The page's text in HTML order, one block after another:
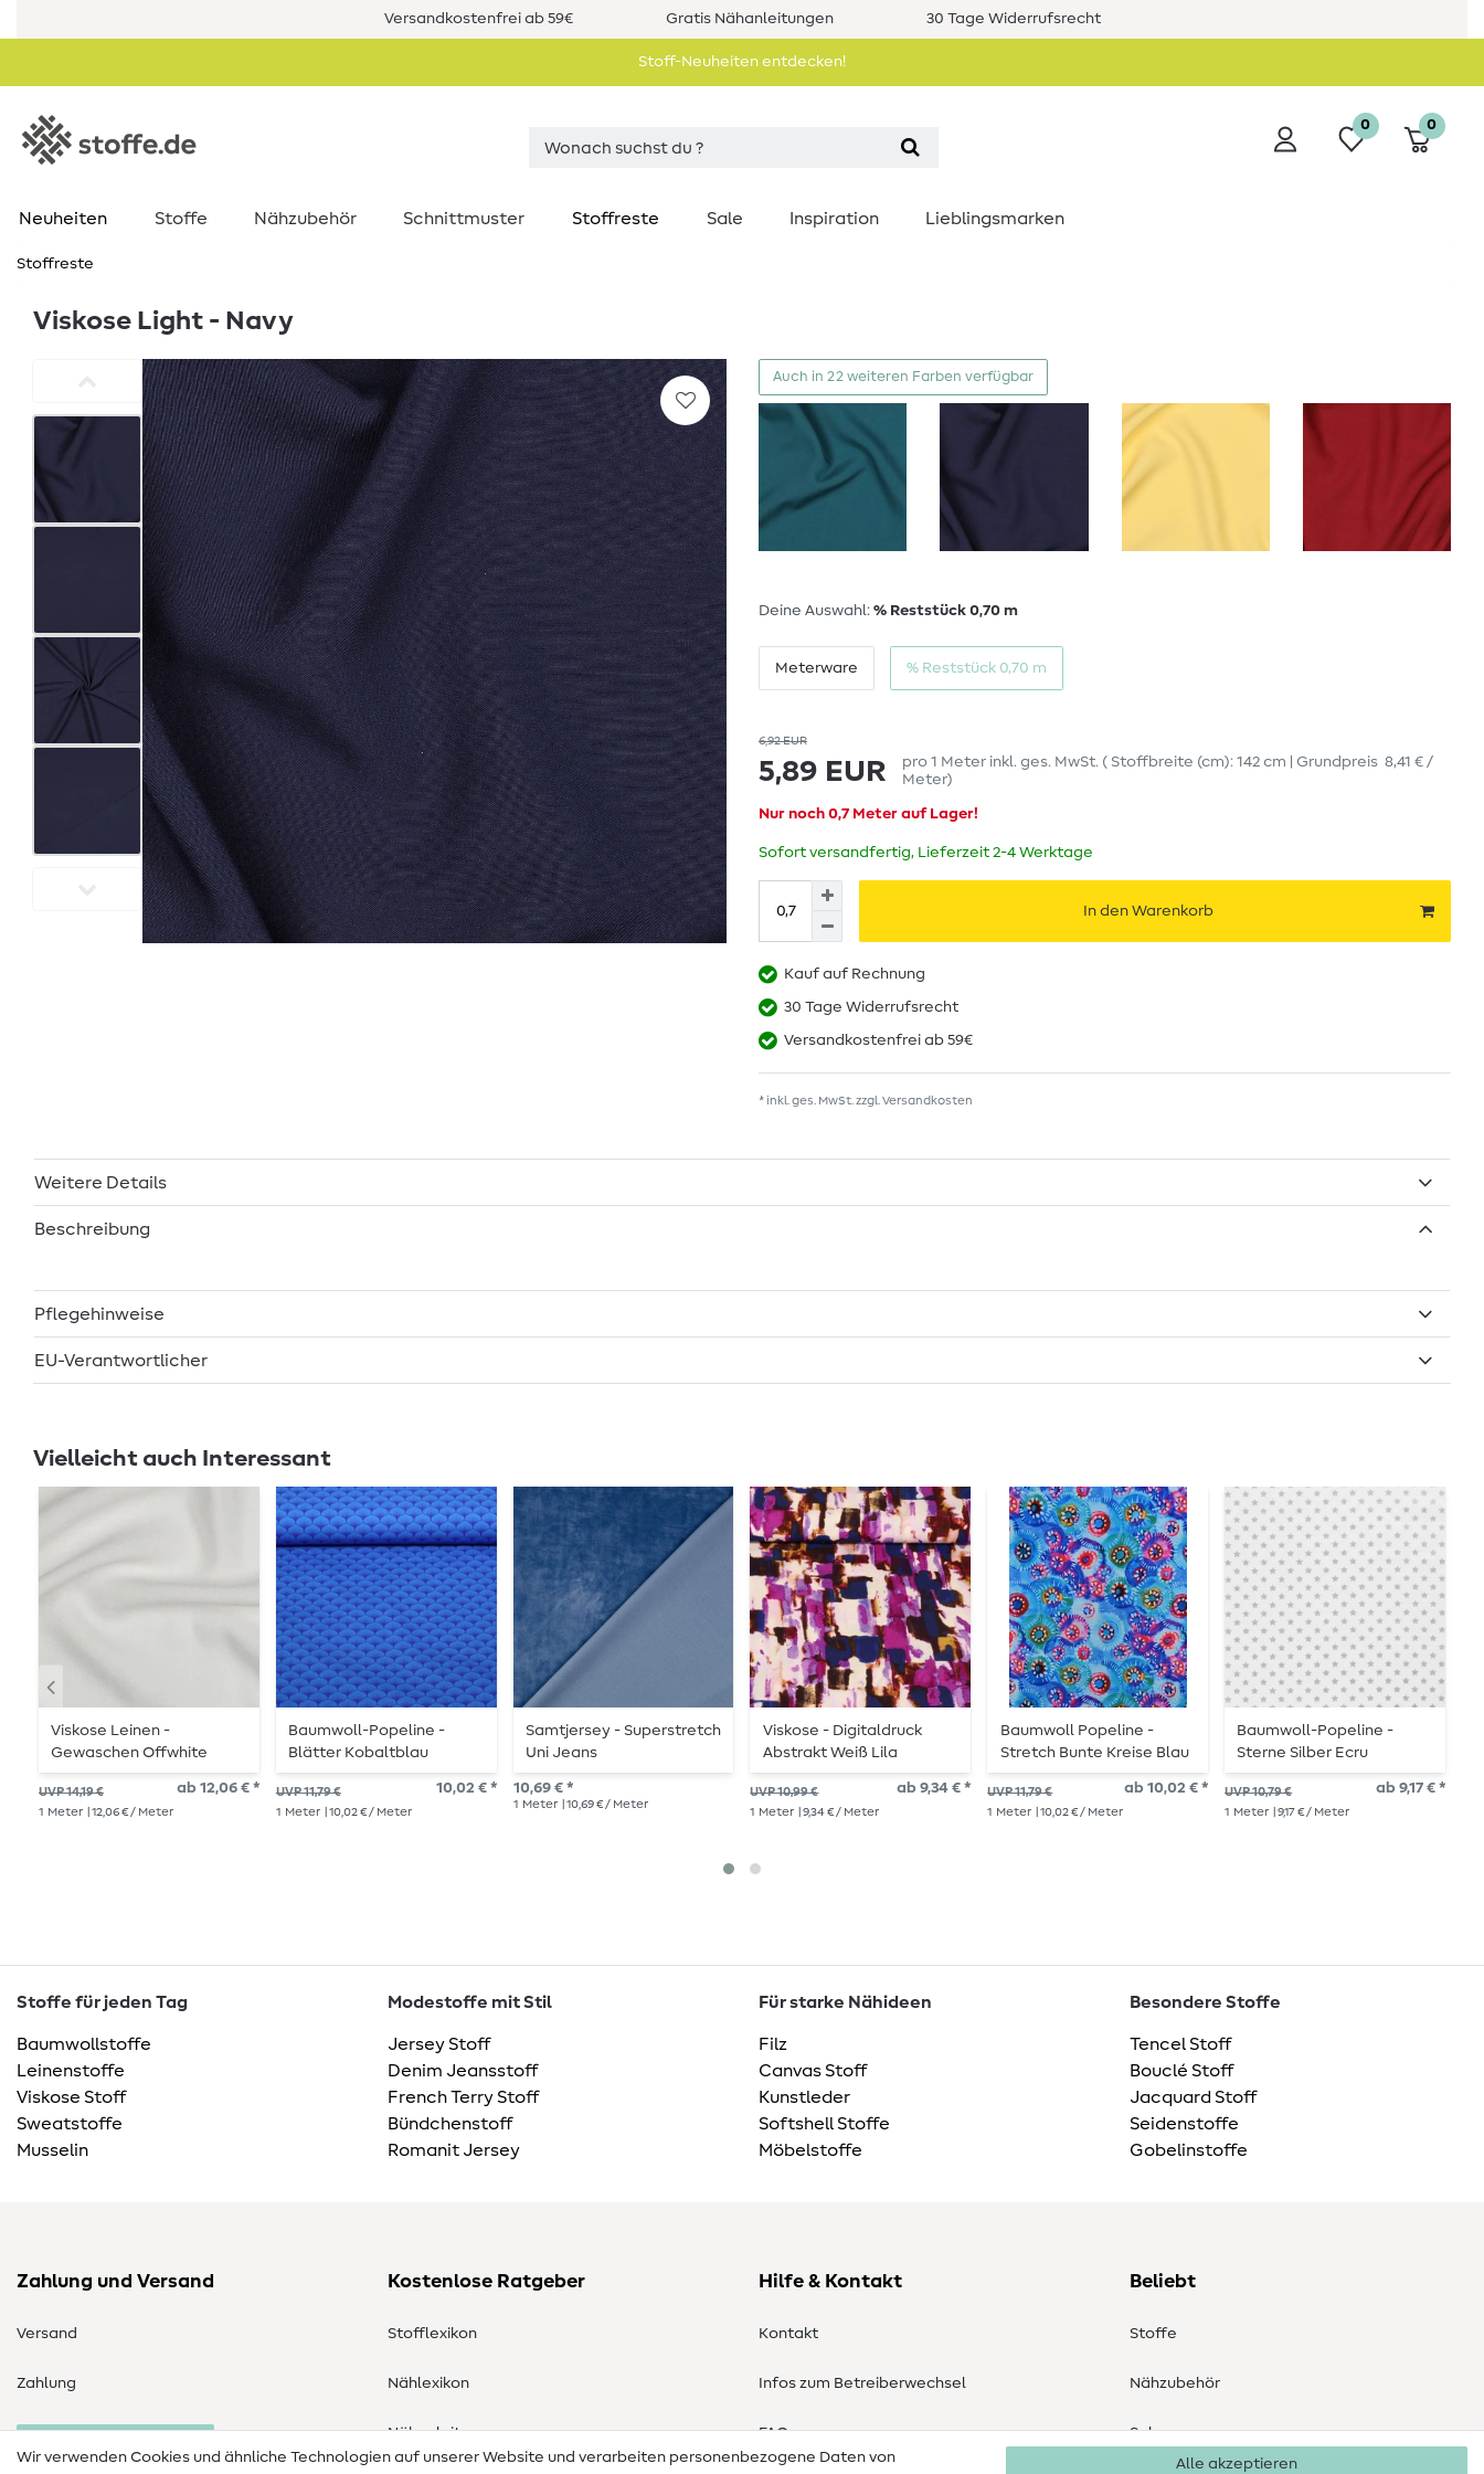
Versandkostenfrei ab 59€ Gratis Nähanleitungen 30 Tage Widerrufsrecht
Stoff-Neuheiten entdecken!
0 0
Neuheiten Stoffe Nähzubehör Schnittmuster Stoffreste Sale Inspiration Lieblingsmarken
Stoffreste
Viskose Light - Navy
Auch in 22 weiteren Farben verfügbar
Deine Auswahl: % Reststück 0,70 m
Meterware % Reststück 0,70 m
6,92 EUR
5,89 EUR pro 1 Meter inkl. ges. MwSt. ( Stoffbreite (cm): 142 cm | Grundpreis 8,41 € /
Meter)
Nur noch 0,7 Meter auf Lager!
Sofort versandfertig, Lieferzeit 2-4 Werktage
In den Warenkorb
Kauf auf Rechnung
30 Tage Widerrufsrecht
Versandkostenfrei ab 59€
* inkl. ges. MwSt. zzgl.Versandkosten
Weitere Details
Beschreibung
Pflegehinweise
EU-Verantwortlicher
Vielleicht auch Interessant
Viskose Leinen -
Gewaschen Offwhite
UVP 14,19 € ab 12,06 € *
1 Meter | 12,06 € / Meter
Baumwoll-Popeline -
Blätter Kobaltblau
UVP 11,79 € 10,02 € *
1 Meter | 10,02 € / Meter
Samtjersey - Superstretch
Uni Jeans
10,69 € *
1 Meter | 10,69 € / Meter
Viskose - Digitaldruck
Abstrakt Weiß Lila
UVP 10,99 € ab 9,34 € *
1 Meter | 9,34 € / Meter
Baumwoll Popeline -
Stretch Bunte Kreise Blau
UVP 11,79 € ab 10,02 € *
1 Meter | 10,02 € / Meter
Baumwoll-Popeline -
Sterne Silber Ecru
UVP 10,79 € ab 9,17 € *
1 Meter | 9,17 € / Meter
Stoffe für jeden Tag
Baumwollstoffe
Leinenstoffe
Viskose Stoff
Sweatstoffe
Musselin
Modestoffe mit Stil
Jersey Stoff
Denim Jeansstoff
French Terry Stoff
Bündchenstoff
Romanit Jersey
Für starke Nähideen
Filz
Canvas Stoff
Kunstleder
Softshell Stoffe
Möbelstoffe
Besondere Stoffe
Tencel Stoff
Bouclé Stoff
Jacquard Stoff
Seidenstoffe
Gobelinstoffe
Zahlung und Versand
Versand
Zahlung
Kostenlose Ratgeber
Stofflexikon
Nählexikon
Nähanleitungen
Hilfe & Kontakt
Kontakt
Infos zum Betreiberwechsel
FAQ
Beliebt
Stoffe
Nähzubehör
Sale
Wir verwenden Cookies und ähnliche Technologien auf unserer Website und verarbeiten personenbezogene Daten von
Alle akzeptieren